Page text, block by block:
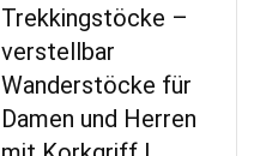
Trekkingstöcke –
verstellbar
Wanderstöcke für
Damen und Herren